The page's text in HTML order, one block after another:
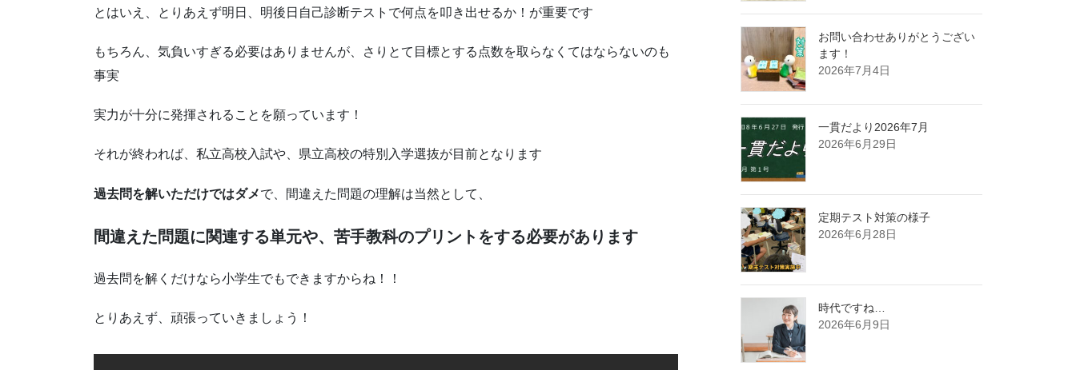
とはいえ、とりあえず明日、明後日自己診断テストで何点を叩き出せるか！が重要です
もちろん、気負いすぎる必要はありませんが、さりとて目標とする点数を取らなくてはならないのも
事実
実力が十分に発揮されることを願っています！
それが終われば、私立高校入試や、県立高校の特別入学選抜が目前となります
過去問を解いただけではダメで、間違えた問題の理解は当然として、
間違えた問題に関連する単元や、苦手教科のプリントをする必要があります
過去問を解くだけなら小学生でもできますからね！！
とりあえず、頑張っていきましょう！
お問い合わせありがとうござい
ます！
2026年7月4日
一貫だより2026年7月
2026年6月29日
定期テスト対策の様子
2026年6月28日
時代ですね…
2026年6月9日